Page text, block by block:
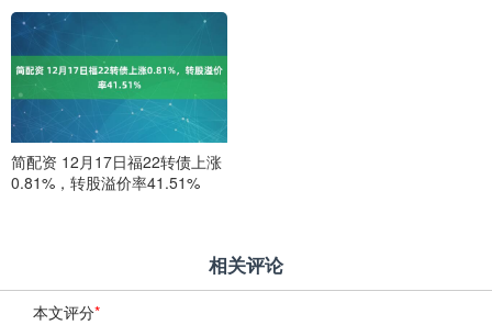
简配资 12月17日福22转债上涨
0.81%，转股溢价率41.51%
相关评论
本文评分*